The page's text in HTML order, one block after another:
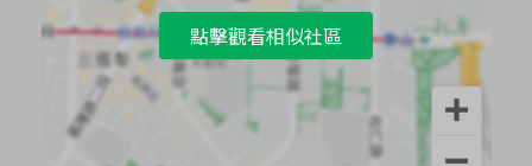
點擊觀看相似社區